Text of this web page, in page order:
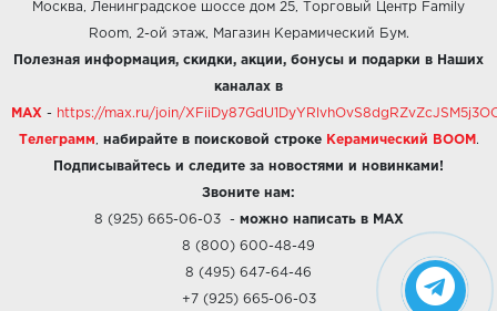
Москва, Ленинградское шоссе дом 25, Торговый Центр Family
Room, 2-ой этаж, Магазин Керамический Бум.
Полезная информация, скидки, акции, бонусы и подарки в Наших
каналах в
MAX - https://max.ru/join/
Телеграмм набирайте в поисковой строке Керамический BOOM .
Подписывайтесь и следите за новостями и новинками!
Звоните нам:
8 (925) 665-06-03- можно написать в MAX
8 (800) 600-48-49
8 (495) 647-64-46
+7 (925) 665-06-03